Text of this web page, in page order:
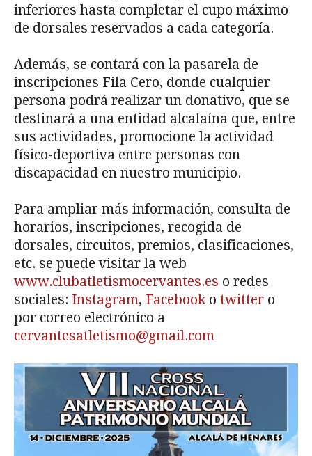
inferiores hasta completar el cupo máximo
de dorsales reservados a cada categoría.
Además, se contará con la pasarela de
inscripciones Fila Cero, donde cualquier
persona podrá realizar un donativo, que se
destinará a una entidad alcalaína que, entre
sus actividades, promocione la actividad
físico-deportiva entre personas con
discapacidad en nuestro municipio.
Para ampliar más información, consulta de
horarios, inscripciones, recogida de
dorsales, circuitos, premios, clasificaciones,
etc. se puede visitar la web
www.clubatletismocervantes.es o redes
sociales: Instagram, Facebooko twitter o
por correo electrónico a
cervantesatletismo@gmail.com